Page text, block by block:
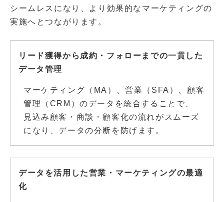
シームレスになり、より効果的なマーケティングの
実施へとつながります。
リード獲得から成約・フォローまでの一貫した
データ管理
マーケティング（MA）、営業（SFA）、顧客
管理（CRM）のデータを統合することで、
見込み顧客・商談・顧客化の流れがスムーズ
になり、データの分断を防げます。
データを活用した営業・マーケティングの最適
化